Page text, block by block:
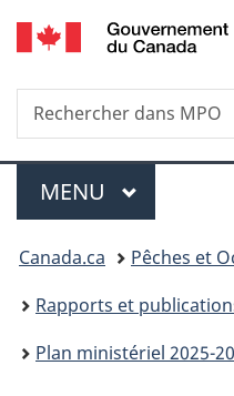
Recherche
Rechercher
dans
océans
Menu
MENU PRINCIPAL
Vous
êtes
ici
Canada.ca
Pêches et
Rapports et
Plan ministériel 2025-